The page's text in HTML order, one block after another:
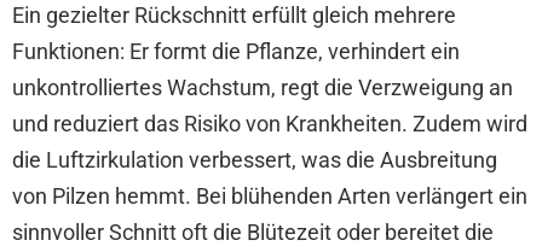
Ein gezielter Rückschnitt erfüllt gleich mehrere
Funktionen: Er formt die Pflanze, verhindert ein
unkontrolliertes Wachstum, regt die Verzweigung an
und reduziert das Risiko von Krankheiten. Zudem wird
die Luftzirkulation verbessert, was die Ausbreitung
von Pilzen hemmt. Bei blühenden Arten verlängert ein
sinnvoller Schnitt oft die Blütezeit oder bereitet die